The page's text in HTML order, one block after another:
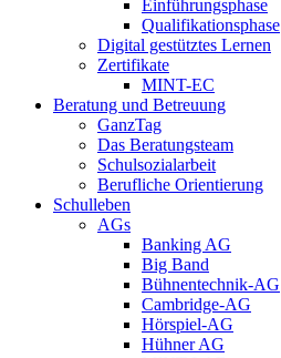
Einführungsphase
Qualifikationsphase
Digital gestütztes Lernen
Zertifikate
MINT-EC
Beratung und Betreuung
GanzTag
Das Beratungsteam
Schulsozialarbeit
Berufliche Orientierung
Schulleben
AGs
Banking AG
Big Band
Bühnentechnik-AG
Cambridge-AG
Hörspiel-AG
Hühner AG